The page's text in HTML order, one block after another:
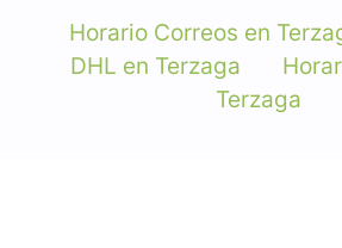
Horario Correos en
DHL en Terzaga
Terzaga